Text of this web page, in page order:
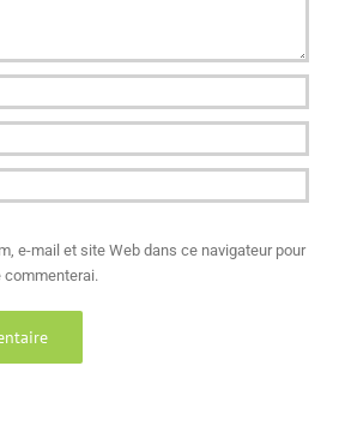
e-mail et site Web dans ce navigateur pour
commenterai.